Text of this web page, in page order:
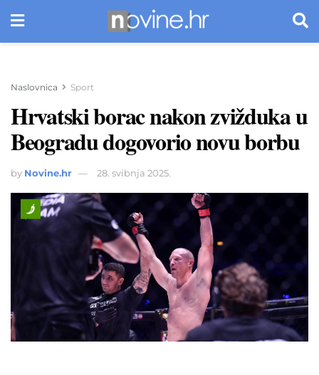
Naslovnica Sport
Hrvatski borac nakon zvižduka u
Beogradu dogovorio novu borbu
by Novine.hr 28. svibnja 2025.